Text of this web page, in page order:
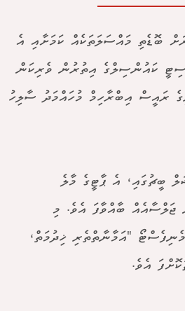
ބޮޑެތި މައްސަލަތަކެއް ކަމަށާއި އެ
ކައުންސިލްގެ އިތުރުން ވެރިކަން
ރައީސް އިބްރާހިމް މުހައްމަދު ސާލިހު
ބީޗުގައި، އެ ޕާޓީގެ މާލެ
ބާއްވާފަ އެވެ. މި
"އަމާނާތްތެރި ޚިދުމަތް،
އެވެ.